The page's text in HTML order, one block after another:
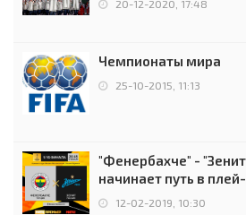
20-12-2020, 17:48
Чемпионаты мира
25-10-2015, 11:13
"Фенербахче" -
начинает путь в
12-02-2019, 10:30